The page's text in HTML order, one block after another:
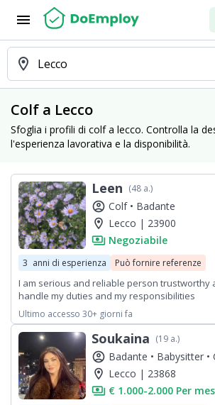
menu
location_on Lecco
Colf a Lecco
Sfoglia i profili di colf a lecco. Controlla la
l'esperienza lavorativa e la disponibilità.
Leen (48 a.)
account_circle Colf • Badante
location_on Lecco | 23900
payments Negoziabile
3 anni di esperienza Può fornire referenze
I am serious and reliable person trustworthy
handle my duties and my responsibilities
Ultimo accesso 30+ giorni fa
Soukaina (19 a.)
account_circle Badante • Babysitter •
location_on Lecco | 23868
payments € 1.000-2.000 Per